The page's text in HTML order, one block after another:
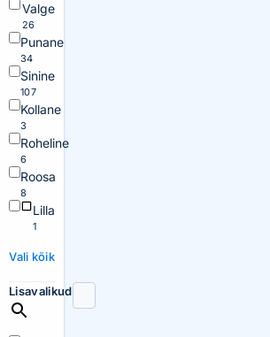
Valge
26
Punane
34
Sinine
107
Kollane
3
Roheline
6
Roosa
8
Lilla
1
Vali kõik
Lisavalikud